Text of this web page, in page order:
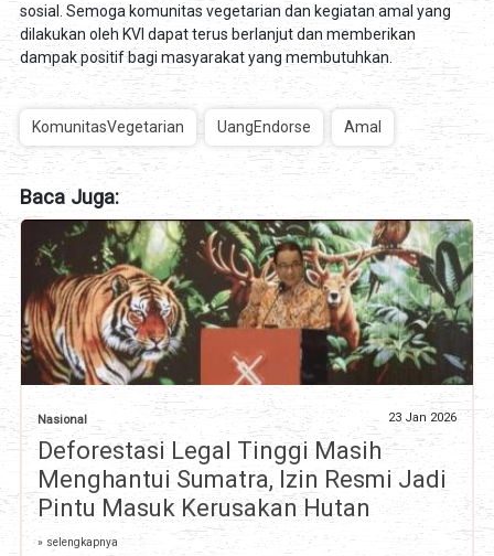
sosial. Semoga komunitas vegetarian dan kegiatan amal yang
dilakukan oleh KVI dapat terus berlanjut dan memberikan
dampak positif bagi masyarakat yang membutuhkan.
KomunitasVegetarian UangEndorse Amal
Baca Juga:
Nasional 23 Jan 2026
Deforestasi Legal Tinggi Masih
Menghantui Sumatra, Izin Resmi Jadi
Pintu Masuk Kerusakan Hutan
» selengkapnya